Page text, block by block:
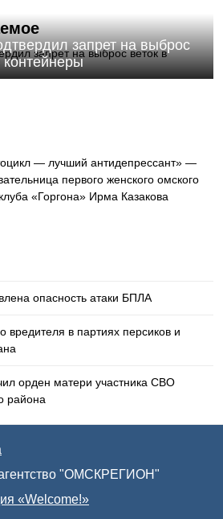
запрет на выброс
— лучший антидепрессант» —
первого женского омского
«Горгона» Ирма Казакова
опасность атаки БПЛА
вредителя в партиях персиков и
орден матери участника СВО
района
"ОМСКРЕГИОН"
«Welcome!»